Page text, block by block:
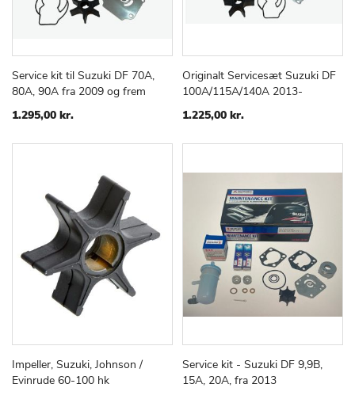
Læg i kurv
TILFØJ
TIL
SAMMENLIGN
Service kit til Suzuki DF 70A,
80A, 90A fra 2009 og frem
1.295,00 kr.
Læg i kurv
TILFØJ
TIL
Originalt Servicesæt Suzuki DF
100A/115A/140A 2013-
1.225,00 kr.
Læg i kurv
TILFØJSAMMENLIGN
Impeller, Suzuki, Johnson /
Evinrude 60-100 hk
Læg i kurv
TILFØJ
Service kit - Suzuki DF 9,9B,
15A, 20A, fra 2013